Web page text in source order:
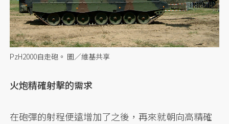
PzH2000自走砲。 圖／維基共享
火炮精確射擊的需求
在砲彈的射程便遠增加了之後，再來就朝向高精確